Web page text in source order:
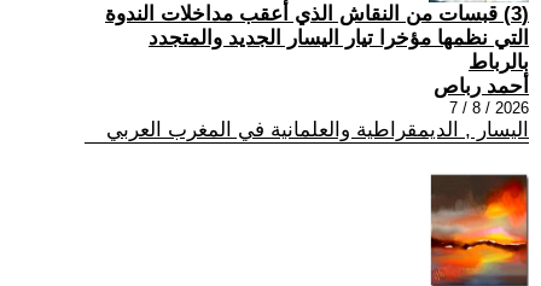
(3) قبسات من النقاش الذي أعقب مداخلات الندوة
التي نظمها مؤخرا تيار اليسار الجديد والمتجدد
بالرباط
أحمد رباص
2026 / 8 / 7
اليسار , الديمقراطية والعلمانية في المغرب العربي